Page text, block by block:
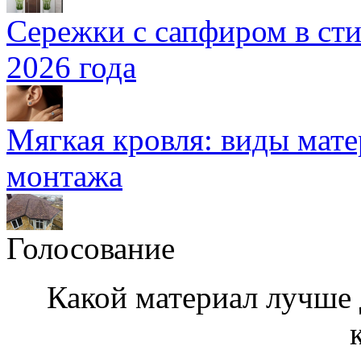
Сережки с сапфиром в
2026 года
Мягкая кровля: виды
монтажа
Голосование
Какой материал